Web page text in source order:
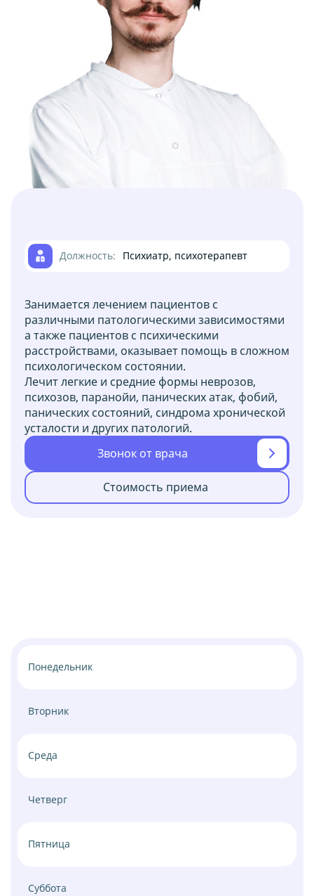
Должность: Психиатр, психотерапевт
Занимается лечением пациентов с
различными патологическими зависимостями
а также пациентов с психическими
расстройствами, оказывает помощь в сложном
психологическом состоянии.
Лечит легкие и средние формы неврозов,
психозов, паранойи, панических атак, фобий,
панических состояний, синдрома хронической
усталости и других патологий.
Звонок от врача
Стоимость приема
Понедельник
Вторник
Среда
Четверг
Пятница
Суббота
Лечение алкоголизма
Кодирование от алкоголизма
Реабилитация
Услуга
Лечение наркозависимости
Услуга